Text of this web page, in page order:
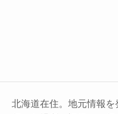
北海道在住。地元情報を